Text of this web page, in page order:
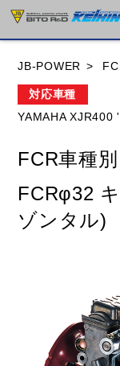
HUSQVANA
JB-POWER
対応車種
YAMAHA
FCR車種
FCRφ32
ゾンタル)